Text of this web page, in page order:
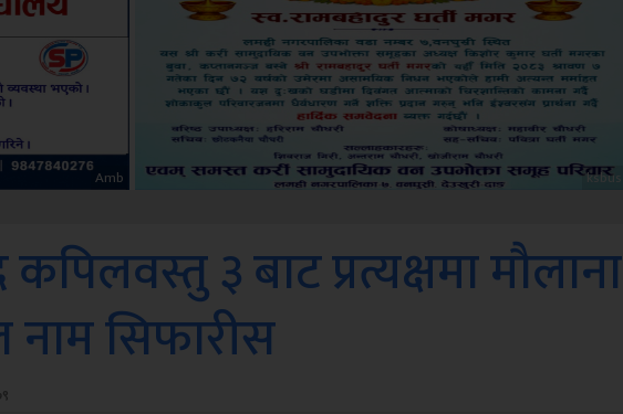
ksbus Sdc
३ बाट प्रत्यक्षमा मौलाना
सिफारीस